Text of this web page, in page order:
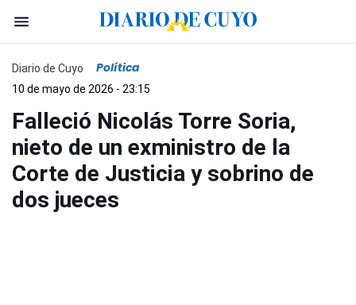
Diario de Cuyo Política
10 de mayo de 2026 - 23:15
Falleció Nicolás Torre Soria,
nieto de un exministro de la
Corte de Justicia y sobrino de
dos jueces